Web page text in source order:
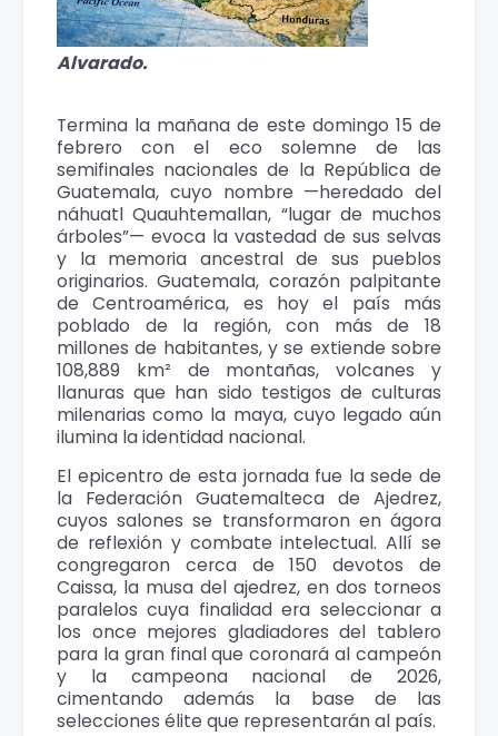
Alvarado.
Termina la mañana de este domingo 15 de
febrero con el eco solemne de las
semifinales nacionales de la República de
Guatemala, cuyo nombre —heredado del
náhuatl Quauhtemallan, “lugar de muchos
árboles”— evoca la vastedad de sus selvas
y la memoria ancestral de sus pueblos
originarios. Guatemala, corazón palpitante
de Centroamérica, es hoy el país más
poblado de la región, con más de 18
millones de habitantes, y se extiende sobre
108,889 km² de montañas, volcanes y
llanuras que han sido testigos de culturas
milenarias como la maya, cuyo legado aún
ilumina la identidad nacional.
El epicentro de esta jornada fue la sede de
la Federación Guatemalteca de Ajedrez,
cuyos salones se transformaron en ágora
de reflexión y combate intelectual. Allí se
congregaron cerca de 150 devotos de
Caissa, la musa del ajedrez, en dos torneos
paralelos cuya finalidad era seleccionar a
los once mejores gladiadores del tablero
para la gran final que coronará al campeón
y la campeona nacional de 2026,
cimentando además la base de las
selecciones élite que representarán al país.